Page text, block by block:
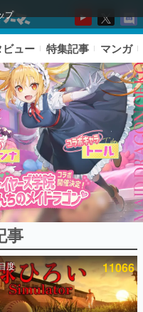
プ
キング
ュー 特集記事 マンガ
事
度 11066